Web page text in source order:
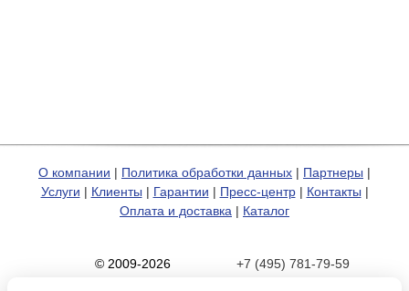
О компании | Политика обработки данных | Партнеры |
Услуги | Клиенты | Гарантии | Пресс-центр| Контакты |
Оплата и доставка | Каталог
© 2009-2026
+7 (495) 781-79-59